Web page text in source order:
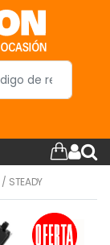
/ STEADY